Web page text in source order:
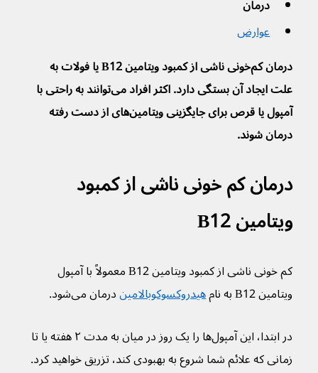
درمان
عوارض
درمان کم‌خونی ناشی از کمبود ویتامین B12 یا فولات به
علت ایجاد آن بستگی دارد. اکثر افراد می‌توانند به راحتی با
آمپول یا قرص برای جایگزینی ویتامین‌های از دست رفته
درمان شوند.
درمان کم خونی ناشی از کمبود
ویتامین B12
کم خونی ناشی از کمبود ویتامین B12 معمولاً با آمپول
ویتامین B12 به نام
هیدروکسوکوبالامین درمان می‌شود.
در ابتدا، این آمپول‌ها را یک روز در میان به مدت ۲ هفته یا تا
زمانی که علائم شما شروع به بهبودی کند، تزریق خواهید کرد.